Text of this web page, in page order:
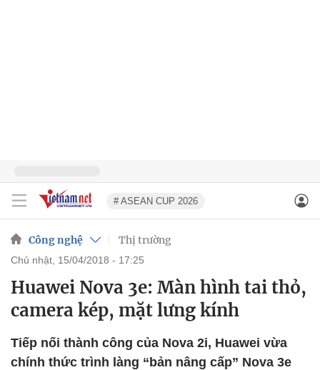
# ASEAN CUP 2026
Công nghệ Thị trường
chủ nhật, 15/04/2018 - 17:25
Huawei Nova 3e: Màn hình tai thỏ,
camera kép, mặt lưng kính
Tiếp nối thành công của Nova 2i, Huawei vừa
chính thức trình làng “bản nâng cấp” Nova 3e